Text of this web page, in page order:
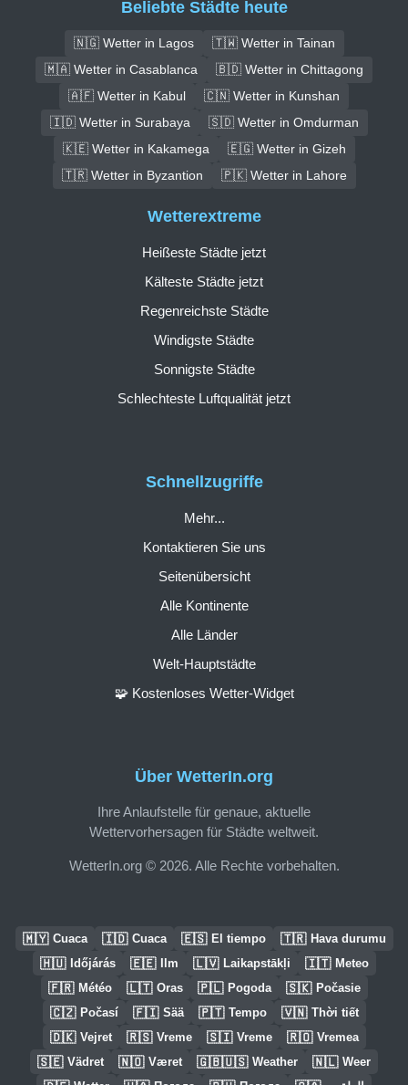
Beliebte Städte heute
🇳🇬 Wetter in Lagos
🇹🇼 Wetter in Tainan
🇲🇦 Wetter in Casablanca
🇧🇩 Wetter in Chittagong
🇦🇫 Wetter in Kabul
🇨🇳 Wetter in Kunshan
🇮🇩 Wetter in Surabaya
🇸🇩 Wetter in Omdurman
🇰🇪 Wetter in Kakamega
🇪🇬 Wetter in Gizeh
🇹🇷 Wetter in Byzantion
🇵🇰 Wetter in Lahore
Über WetterIn.org
Ihre Anlaufstelle für genaue, aktuelle
Wettervorhersagen für Städte weltweit.
WetterIn.org © 2026. Alle Rechte vorbehalten.
Schnellzugriffe
Mehr...
Kontaktieren Sie uns
Seitenübersicht
Alle Kontinente
Alle Länder
Welt-Hauptstädte
🧩 Kostenloses Wetter-Widget
Wetterextreme
Heißeste Städte jetzt
Kälteste Städte jetzt
Regenreichste Städte
Windigste Städte
Sonnigste Städte
Schlechteste Luftqualität jetzt
🇲🇾 Cuaca 🇮🇩 Cuaca 🇪🇸 El tiempo 🇹🇷 Hava durumu
🇭🇺 Időjárás 🇪🇪 Ilm 🇱🇻 Laikapstākļi 🇮🇹 Meteo
🇫🇷 Météo 🇱🇹 Oras 🇵🇱 Pogoda 🇸🇰 Počasie
🇨🇿 Počasí 🇫🇮 Sää 🇵🇹 Tempo 🇻🇳 Thời tiết
🇩🇰 Vejret 🇷🇸 Vreme 🇸🇮 Vreme 🇷🇴 Vremea
🇸🇪 Vädret 🇳🇴 Været 🇬🇧🇺🇸 Weather 🇳🇱 Weer